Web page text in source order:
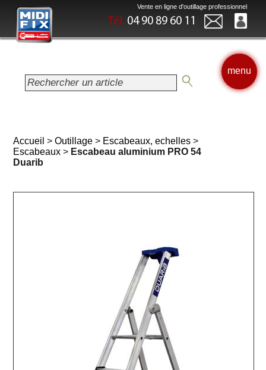
Vente en ligne d'outillage professionnel
Tél. 04 90 89 60 11
menu
Accueil >Outillage > Escabeaux, echelles >
Escabeaux > Escabeau aluminium PRO 54
Duarib